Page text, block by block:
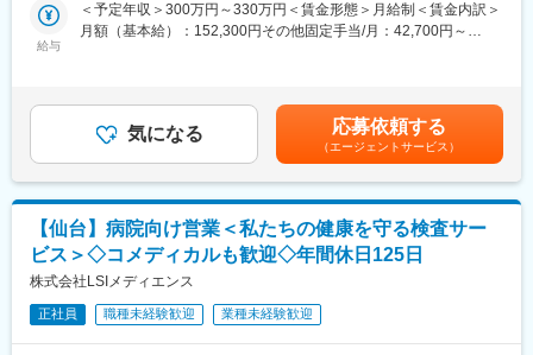
全国450店舗以上を展開する「なの花薬局」を中核に、医薬品ネ
ットワーク事業・調剤薬局事業を軸とした医療インフラ企業で
変更の範囲：会社の定める業務
◇障がいをお持ちの方への仕事の支援
験してみて下さい。
※資格保有者がおりますので、未経験でもゆっくり教えていきま
■勤務スケジュール例：
8：30～業務開始
9：00～送迎（塩釜市近隣）※ハイエースを運転していただきま
す。
10：15～支援業務
11：15～休憩
12：00～昼休憩
給与
＜予定年収＞300万円～330万円＜賃金形態＞月給制＜賃金内訳＞
月額（基本給）：152,300円その他固定手当/月：42,700円～
業手当＞有＜給与補足＞※給与詳細は経験・スキル等を考慮の上決
定（プラス成果あり）■昇給：有（1月あたり～20,000円※前年度
実績）■賞与：年2回（100,000円～150,000円※前年度実績）■そ
の他固定手当内訳：処遇改善手当：30,000円～50,000円、調整手
当：12,700円～17,700円賃金はあくまでも目安の金額であり、選
考を通じて上下する可能性があります。月給(月額)は固定手当を含
めた表記です。
気になる 応募依頼する
（エージェントサービス）
【仙台】病院向け営業＜私たちの健康を守る検査サー
ビス＞◇コメディカルも歓迎◇年間休日125日
株式会社LSIメディエンス
正社員 職種未経験歓迎 業種未経験歓迎